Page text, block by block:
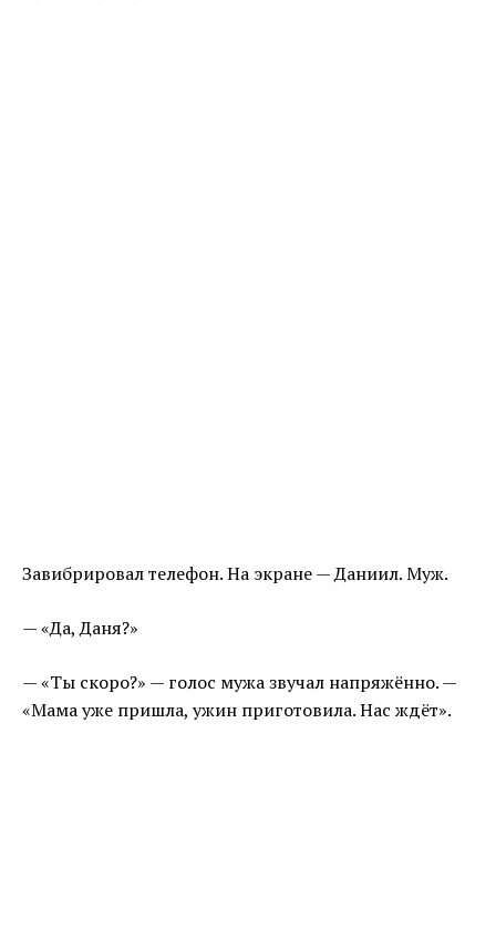
Завибрировал телефон. На экране — Даниил. Муж.
— «Да, Даня?»
— «Ты скоро?» — голос мужа звучал напряжённо. —
«Мама уже пришла, ужин приготовила. Нас ждёт».